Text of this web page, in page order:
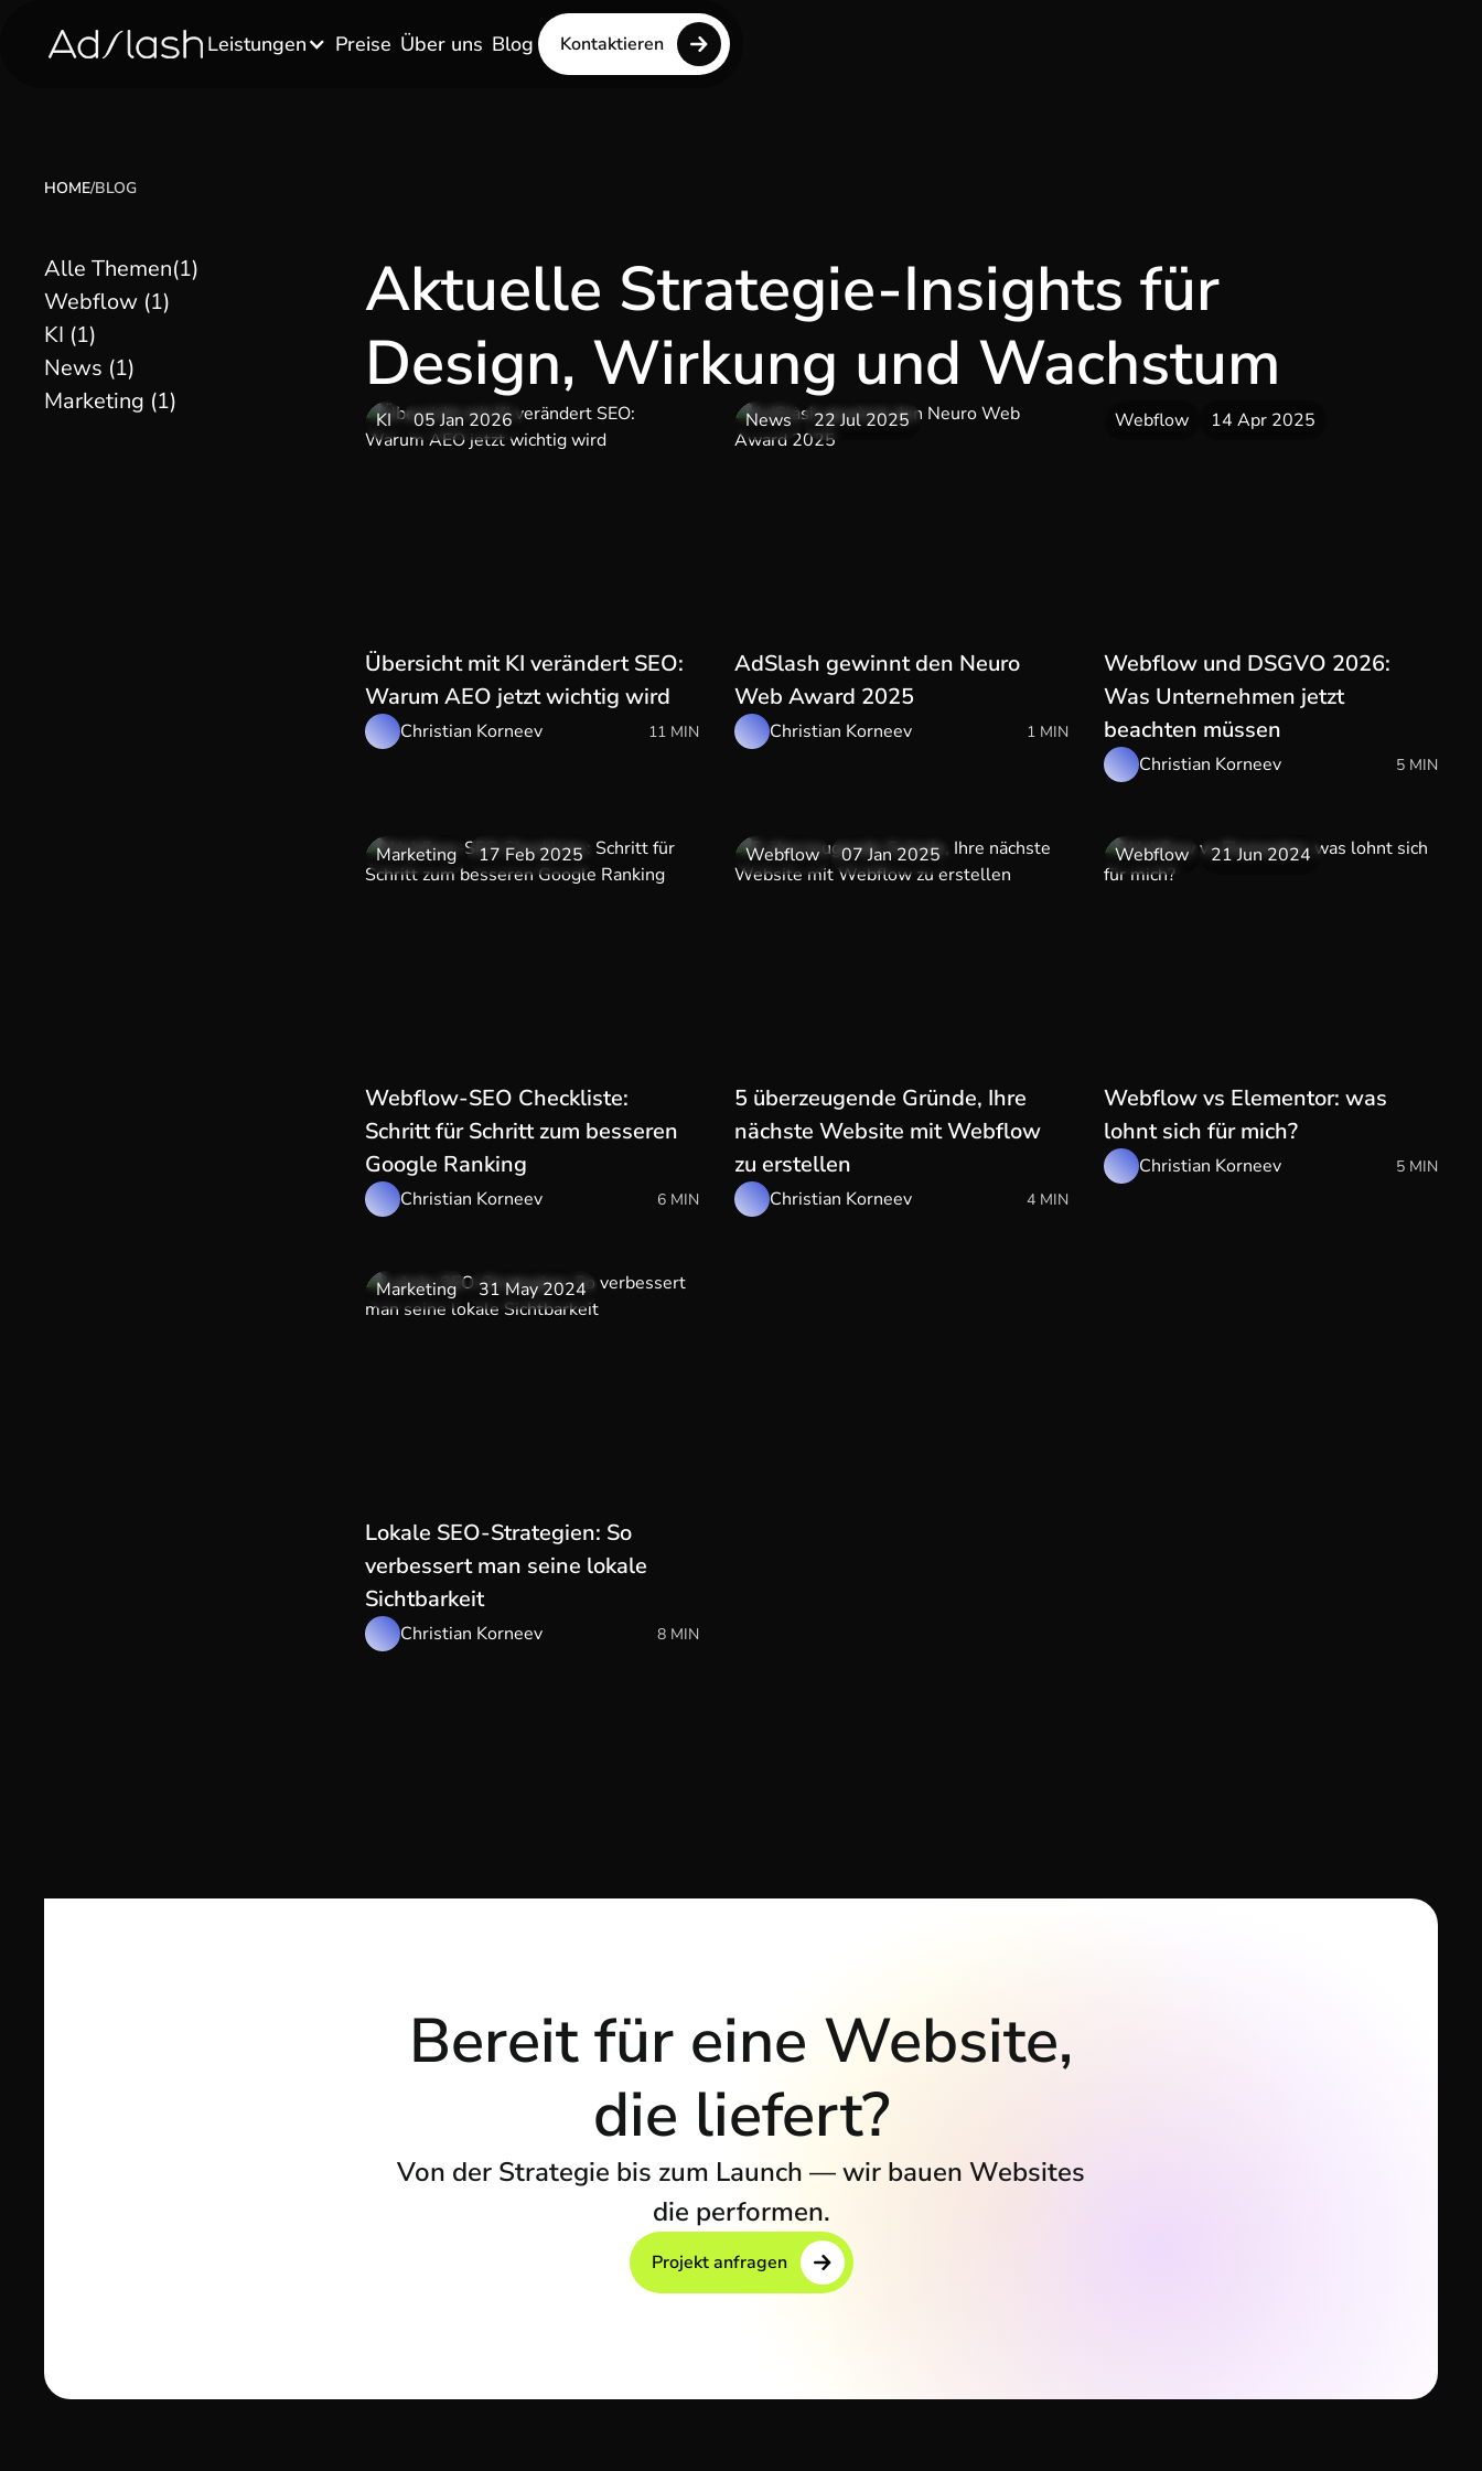
Leistungen Preise Über uns Blog Kontaktieren
HOME/BLOG
Alle Themen(1)
Webflow (1)
KI (1)
News (1)
Marketing (1)
Aktuelle Strategie-Insights für
Design, Wirkung und Wachstum
KI 05 Jan 2026
Übersicht mit KI verändert SEO:
Warum AEO jetzt wichtig wird
Christian Korneev 11 MIN
News 22 Jul 2025
AdSlash gewinnt den Neuro
Web Award 2025
Christian Korneev 1 MIN
Webflow 14 Apr 2025
Webflow und DSGVO 2026:
Was Unternehmen jetzt
beachten müssen
Christian Korneev 5 MIN
Marketing 17 Feb 2025
Webflow-SEO Checkliste:
Schritt für Schritt zum besseren
Google Ranking
Christian Korneev 6 MIN
Webflow 07 Jan 2025
5 überzeugende Gründe, Ihre
nächste Website mit Webflow
zu erstellen
Christian Korneev 4 MIN
Webflow 21 Jun 2024
Webflow vs Elementor: was
lohnt sich für mich?
Christian Korneev 5 MIN
Marketing 31 May 2024
Lokale SEO-Strategien: So
verbessert man seine lokale
Sichtbarkeit
Christian Korneev 8 MIN
Bereit für eine Website,
die liefert?
Von der Strategie bis zum Launch — wir bauen Websites
die performen.
Projekt anfragen